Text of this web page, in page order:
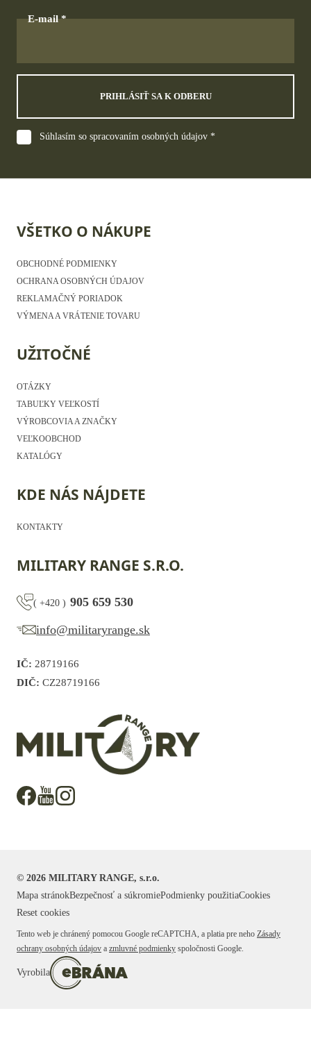
E-mail
PRIHLÁSIŤ SA K ODBERU
Súhlasím so spracovaním osobných údajov *
VŠETKO O NÁKUPE
OBCHODNÉ PODMIENKY
OCHRANA OSOBNÝCH ÚDAJOV
REKLAMAČNÝ PORIADOK
VÝMENA A VRÁTENIE TOVARU
UŽITOČNÉ
OTÁZKY
TABUĽKY VEĽKOSTÍ
VÝROBCOVIA A ZNAČKY
VEĽKOOBCHOD
KATALÓGY
KDE NÁS NÁJDETE
KONTAKTY
MILITARY RANGE S.R.O.
( +420 ) 905 659 530
info@militaryrange.sk
IČ: 28719166
DIČ: CZ28719166
© 2026 MILITARY RANGE, s.r.o.
Mapa stránokBezpečnosť a súkromiePodmienky použitiaCookies
Reset cookies
Tento web je chránený pomocou Google reCAPTCHA, a platia pre neho Zásady
ochrany osobných údajov a zmluvné podmienky spoločnosti Google.
Vyrobila